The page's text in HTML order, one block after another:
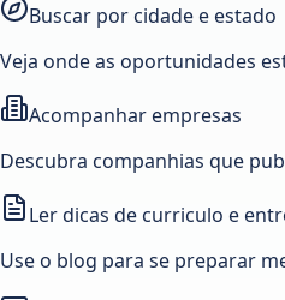
Buscar por cidade e estado
Veja onde as oportunidades
Acompanhar empresas
Descubra companhias que
Ler dicas de curriculo e
Use o blog para se preparar